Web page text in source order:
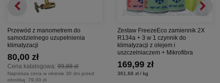
Przewód z manometrem do
samodzielnego uzupełnienia
klimatyzacji
Cena katalogowa: 99,88 zł
80,00 zł
Najniższa cena w okresie 30 dni przed
obniżką: 79,00 zł
Zestaw FreezeEco zamiennik 2X
R134a + 3 w 1 czynnik do
klimatyzacji z olejem i
uszczelniaczem + Mikrofibra
169,99 zł
361,68 zł / kg